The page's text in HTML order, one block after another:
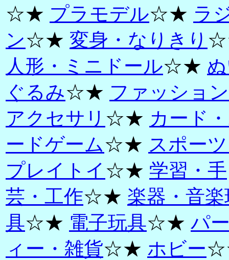
☆★ プラモデル☆★ ラ
ン☆★ 変身・なりきり
人形・ミニドール☆★
ぐるみ☆★ ファッショ
アクセサリ ☆★ カード
ードゲーム☆★ スポー
プレイトイ ☆★ 学習・手
芸・工作☆★ 楽器・音楽
具☆★ 電子玩具☆★ パ
ィー・雑貨☆★ ホビー